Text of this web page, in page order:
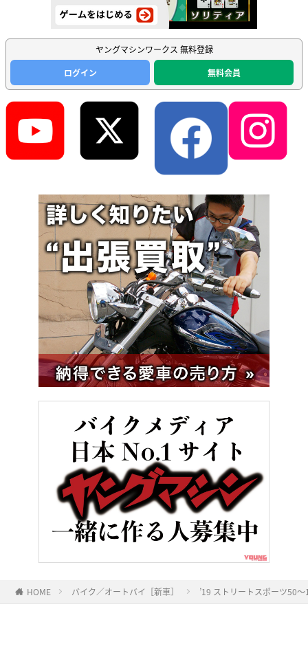
ヤングマシンワークス 無料登録
ログイン
無料会員
HOME バイク／オートバイ［新車］ ’19 ストリートスポーツ50